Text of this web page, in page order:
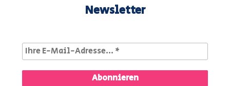
Newsletter